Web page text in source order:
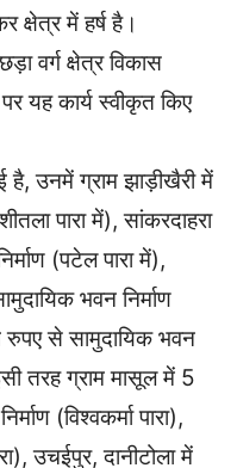
क्षेत्र में हर्ष है।
वर्ग क्षेत्र विकास
यह कार्य स्वीकृत किए
है, उनमें ग्राम झाड़ीखैरी में
पारा में), सांकरदाहरा
(पटेल पारा में),
भवन निर्माण
रुपए से सामुदायिक भवन
तरह ग्राम मासूल में 5
(विश्वकर्मा पारा),
उचईपुर, दानीटोला में